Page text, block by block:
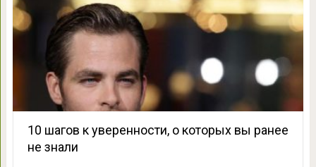
10 шагов к уверенности, о которых вы ранее
не знали